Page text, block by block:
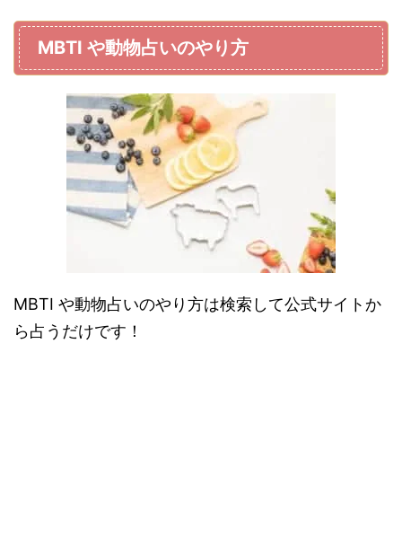
MBTI や動物占いのやり方
MBTI や動物占いのやり方は検索して公式サイトか
ら占うだけです！